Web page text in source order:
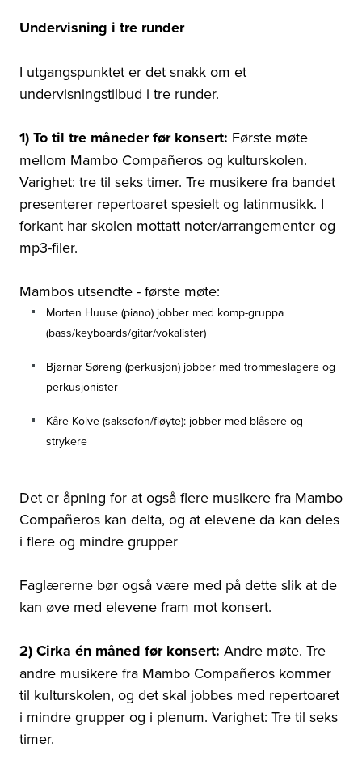
Undervisning i tre runder
I utgangspunktet er det snakk om et
undervisningstilbud i tre runder.
1) To til tre måneder før konsert: Første møte
mellom Mambo Compañeros og kulturskolen.
Varighet: tre til seks timer. Tre musikere fra bandet
presenterer repertoaret spesielt og latinmusikk. I
forkant har skolen mottatt noter/arrangementer og
mp3-filer.
Mambos utsendte - første møte:
Morten Huuse (piano) jobber med komp-gruppa
(bass/keyboards/gitar/vokalister)
Bjørnar Søreng (perkusjon) jobber med trommeslagere og
perkusjonister
Kåre Kolve (saksofon/fløyte): jobber med blåsere og
strykere
Det er åpning for at også flere musikere fra Mambo
Compañeros kan delta, og at elevene da kan deles
i flere og mindre grupper
Faglærerne bør også være med på dette slik at de
kan øve med elevene fram mot konsert.
2) Cirka én måned før konsert: Andre møte. Tre
andre musikere fra Mambo Compañeros kommer
til kulturskolen, og det skal jobbes med repertoaret
i mindre grupper og i plenum. Varighet: Tre til seks
timer.